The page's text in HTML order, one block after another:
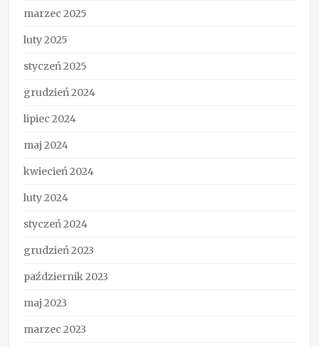
marzec 2025
luty 2025
styczeń 2025
grudzień 2024
lipiec 2024
maj 2024
kwiecień 2024
luty 2024
styczeń 2024
grudzień 2023
październik 2023
maj 2023
marzec 2023